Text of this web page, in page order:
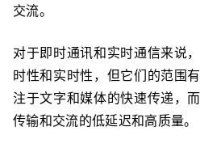
交流。
对于即时通讯和实时通信来说
时性和实时性，但它们的范围
注于文字和媒体的快速传递，
传输和交流的低延迟和高质量。